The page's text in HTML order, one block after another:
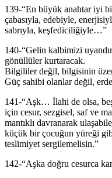
139-“En büyük anahtar iyi
çabasıyla, edebiyle,
sabrıyla, keşfediciliğiyle…”
140-“Gelin kalbimizi
gönüllüler kurtaracak.
Bilgililer değil, bilgisinin
Güç sahibi olanlar değil,
141-“Aşk… İlahi de olsa,
için cesur, sezgisel, saf ve
mantıklı davranarak
küçük bir çocuğun yüreği
teslimiyet sergilemelisin.”
142-“Aşka doğru cesurca